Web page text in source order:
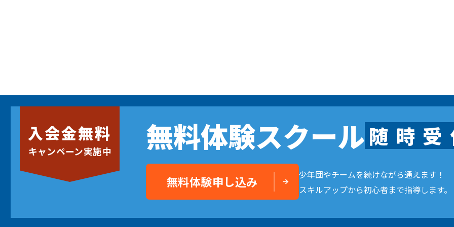
入会金無料
キャンペーン実施中 無料体験スクール 随 時 受
少年団やチームを続けながら通えます！
スキルアップから初心者まで指導します。
無料体験申し込み